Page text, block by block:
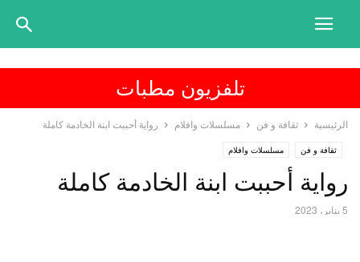
تلفزيون مطبات
الرئيسية ثقافة و فن مسلسلات وافلام رواية أحببت ابنة الخادمة كاملة
ثقافة و فن مسلسلات وافلام
رواية أحببت ابنة الخادمة كاملة
5 يناير، 2023